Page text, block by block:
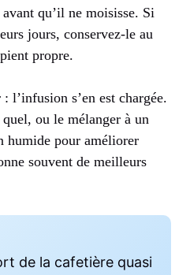
qu’il ne moisisse. Si
jours, conservez-le au
propre.
l’infusion s’en est chargée.
ou le mélanger à un
humide pour améliorer
souvent de meilleurs
de la cafetière quasi